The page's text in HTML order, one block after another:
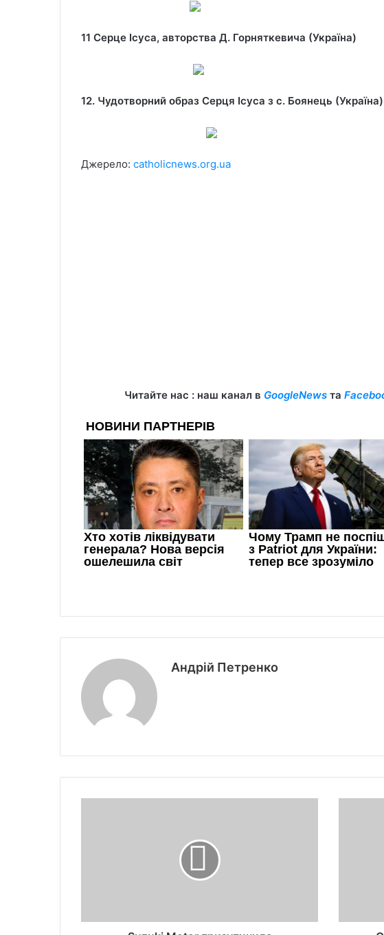
11 Серце Ісуса, авторства Д. Горняткевича (Україна)
12. Чудотворний образ Серця Ісуса з с. Боянець (Україна)
Джерело: catholicnews.org.ua
Читайте нас : наш канал в GoogleNewsта
Андрій Петренко